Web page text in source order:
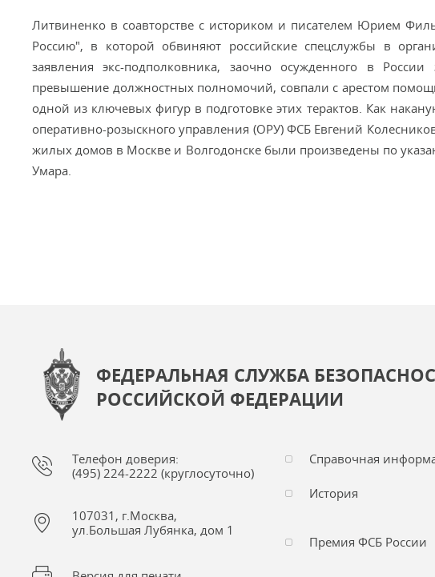
Литвиненко в соавторстве с историком и писателем Юрием
Россию", в которой обвиняют российские спецслужбы в
заявления экс-подполковника, заочно осужденного в
превышение должностных полномочий, совпали с арестом
одной из ключевых фигур в подготовке этих терактов. Как
оперативно-розыскного управления (ОРУ) ФСБ Евгений
жилых домов в Москве и Волгодонске были произведены по
Умара.
ФЕДЕРАЛЬНАЯ СЛУЖБА
РОССИЙСКОЙ ФЕДЕРАЦИИ
Телефон доверия:
(495) 224-2222 (круглосуточно)
107031, г.Москва,
ул.Большая Лубянка, дом 1
Справочная
История
Премия ФСБ России